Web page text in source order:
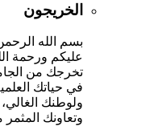
الخريجون
بسم الله
عليكم ورحمة
تخرجك من
في حياتك
ولوطنك
وتعاونك المثمر